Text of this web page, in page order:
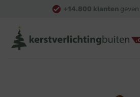
content
+14.800 klanten